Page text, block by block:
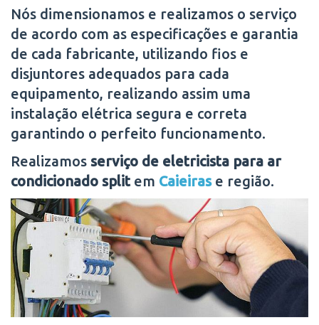
Nós dimensionamos e realizamos o serviço
de acordo com as especificações e garantia
de cada fabricante, utilizando fios e
disjuntores adequados para cada
equipamento, realizando assim uma
instalação elétrica segura e correta
garantindo o perfeito funcionamento.
Realizamos serviço de eletricista para ar
condicionado split em Caieirase região.